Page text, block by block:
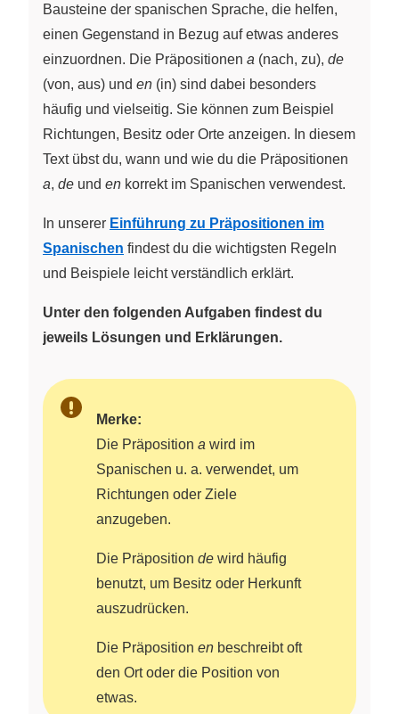
Bausteine der spanischen Sprache, die helfen,
einen Gegenstand in Bezug auf etwas anderes
einzuordnen. Die Präpositionen a (nach, zu), de
(von, aus) und en (in) sind dabei besonders
häufig und vielseitig. Sie können zum Beispiel
Richtungen, Besitz oder Orte anzeigen. In diesem
Text übst du, wann und wie du die Präpositionen
a, de und en korrekt im Spanischen verwendest.
In unserer Einführung zu Präpositionen im
Spanischen findest du die wichtigsten Regeln
und Beispiele leicht verständlich erklärt.
Unter den folgenden Aufgaben findest du
jeweils Lösungen und Erklärungen.
Merke:
Die Präposition a wird im
Spanischen u. a. verwendet, um
Richtungen oder Ziele
anzugeben.
Die Präposition de wird häufig
benutzt, um Besitz oder Herkunft
auszudrücken.
Die Präposition en beschreibt oft
den Ort oder die Position von
etwas.